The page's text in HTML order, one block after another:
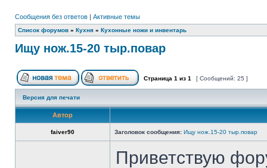
Сообщения без ответов | Активные темы
Список форумов » Кухня » Кухонные ножи и инвентарь
Ищу нож.15-20 тыр.повар
Страница 1 из 1 [ Сообщений: 25 ]
Версия для печати
Автор
faiver90 Заголовок сообщения: Ищу нож.15-20 тыр.повар
Приветствую